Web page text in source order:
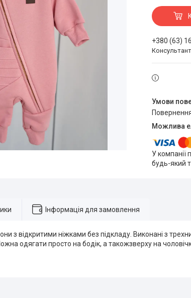
+380 (63)
Консультант
У компанії
будь-який
Інформація для замовлення
з відкритими ніжками без підкладу. Виконані з
одягати просто на бодік, а такожзверху на